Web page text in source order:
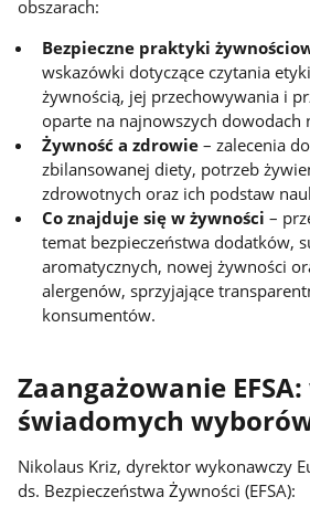
obszarach:
Bezpieczne praktyki
wskazówki dotyczące czytania
żywnością, jej przechowywania i
oparte na najnowszych dowodach
Żywność a zdrowie – zalecenia
zbilansowanej diety, potrzeb
zdrowotnych oraz ich podstaw
Co znajduje się w żywności –
temat bezpieczeństwa dodatków,
aromatycznych, nowej żywności
alergenów, sprzyjające
konsumentów.
Zaangażowanie
świadomych
Nikolaus Kriz, dyrektor wykonawczy
ds. Bezpieczeństwa Żywności (EFSA):